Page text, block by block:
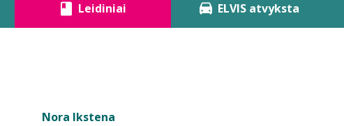
Leidiniai ELVIS atvyksta
Nora Ikstena